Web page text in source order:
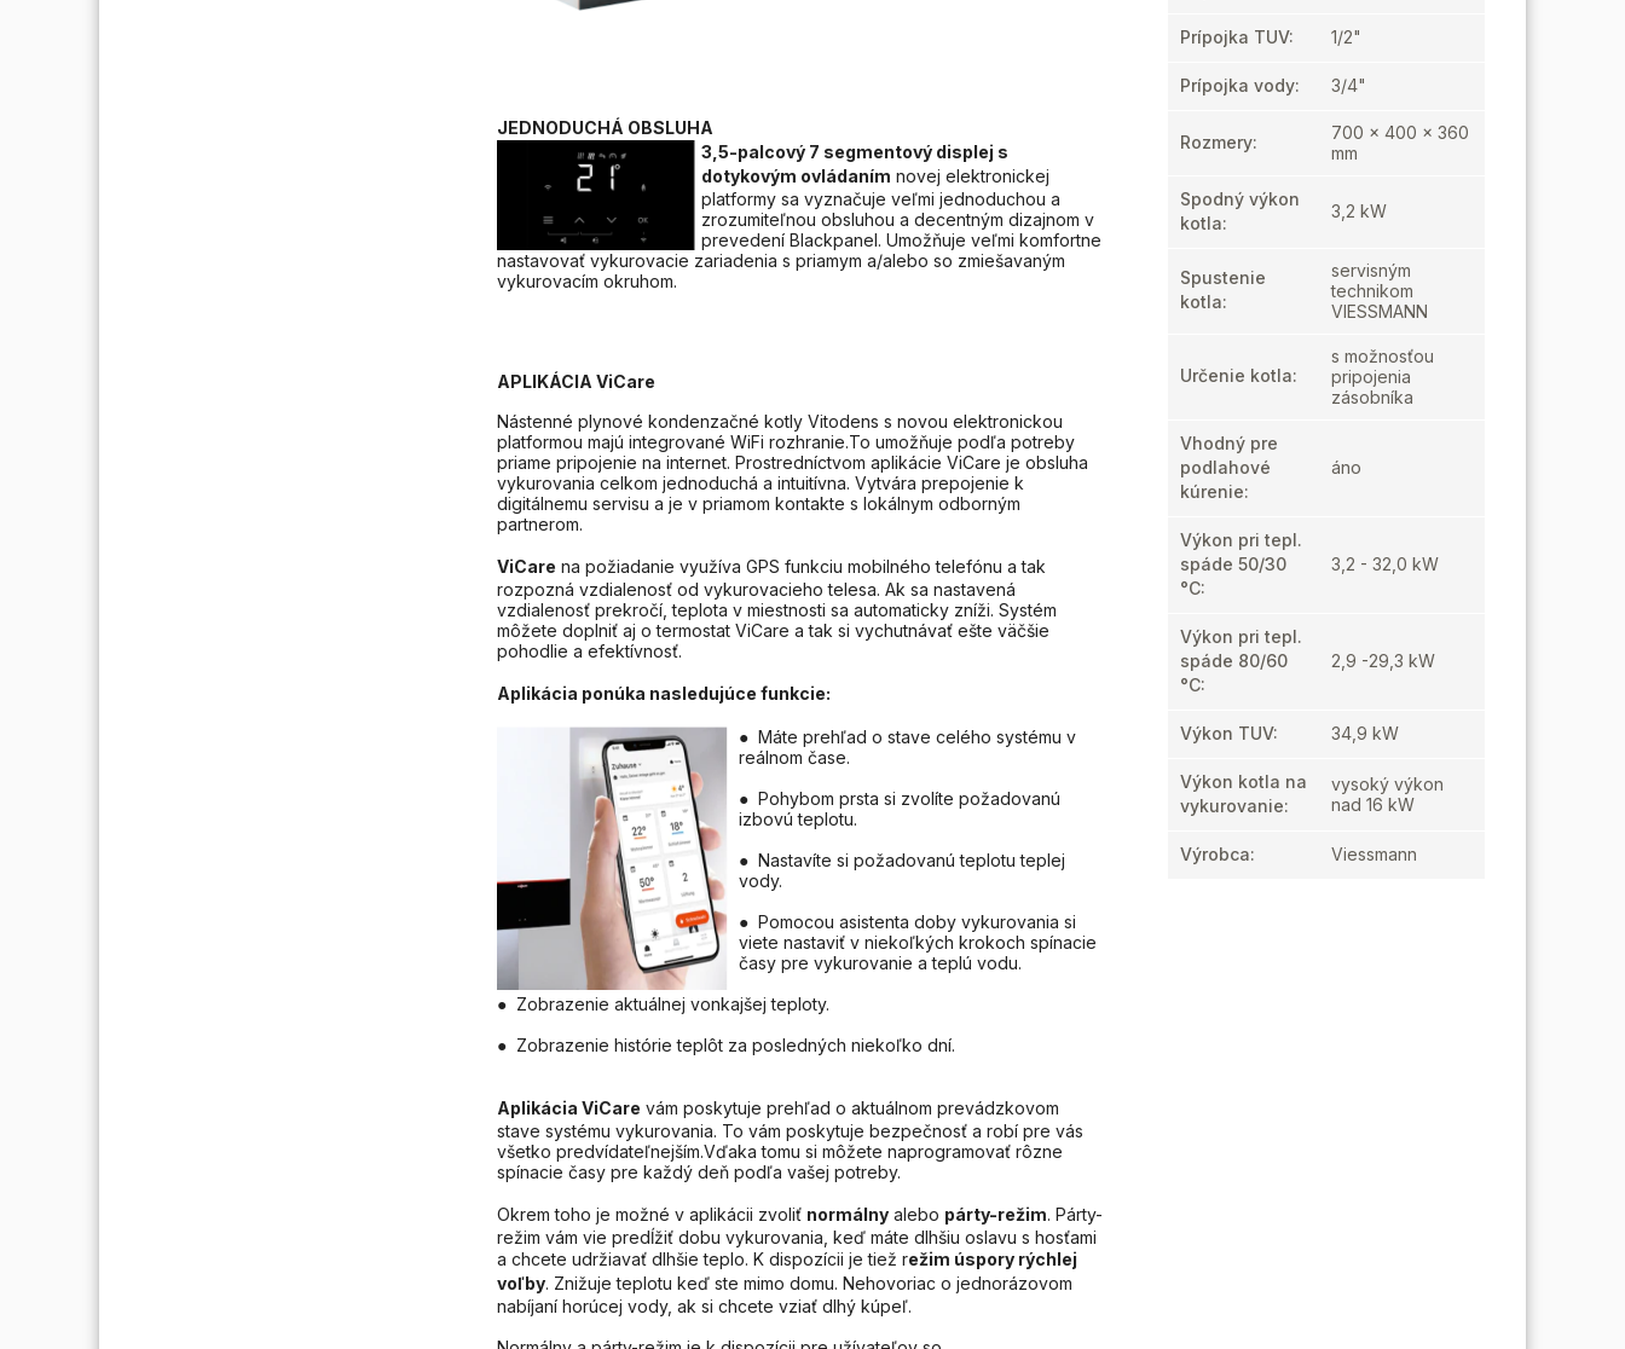
JEDNODUCHÁ OBSLUHA
3,5-palcový 7 segmentový displej s
dotykovým ovládaním novej elektronickej
platformy sa vyznačuje veľmi jednoduchou a
zrozumiteľnou obsluhou a decentným dizajnom v
prevedení Blackpanel. Umožňuje veľmi komfortne
nastavovať vykurovacie zariadenia s priamym a/alebo so zmiešavaným
vykurovacím okruhom.
APLIKÁCIA ViCare
Nástenné plynové kondenzačné kotly Vitodens s novou elektronickou
platformou majú integrované WiFi rozhranie.To umožňuje podľa potreby
priame pripojenie na internet. Prostredníctvom aplikácie ViCare je obsluha
vykurovania celkom jednoduchá a intuitívna. Vytvára prepojenie k
digitálnemu servisu a je v priamom kontakte s lokálnym odborným
partnerom.
ViCare na požiadanie využíva GPS funkciu mobilného telefónu a tak
rozpozná vzdialenosť od vykurovacieho telesa. Ak sa nastavená
vzdialenosť prekročí, teplota v miestnosti sa automaticky zníži. Systém
môžete doplniť aj o termostat ViCare a tak si vychutnávať ešte väčšie
pohodlie a efektívnosť.
Aplikácia ponúka nasledujúce funkcie:
● Máte prehľad o stave celého systému v
reálnom čase.
● Pohybom prsta si zvolíte požadovanú
izbovú teplotu.
● Nastavíte si požadovanú teplotu teplej
vody.
● Pomocou asistenta doby vykurovania si
viete nastaviť v niekoľkých krokoch spínacie
časy pre vykurovanie a teplú vodu.
● Zobrazenie aktuálnej vonkajšej teploty.
● Zobrazenie histórie teplôt za posledných niekoľko dní.
Aplikácia ViCare vám poskytuje prehľad o aktuálnom prevádzkovom
stave systému vykurovania. To vám poskytuje bezpečnosť a robí pre vás
všetko predvídateľnejším.Vďaka tomu si môžete naprogramovať rôzne
spínacie časy pre každý deň podľa vašej potreby.
Okrem toho je možné v aplikácii zvoliť normálny alebo párty-režim. Párty-
režim vám vie predĺžiť dobu vykurovania, keď máte dlhšiu oslavu s hosťami
a chcete udržiavať dlhšie teplo. K dispozícii je tiež režim úspory rýchlej
voľby. Znižuje teplotu keď ste mimo domu. Nehovoriac o jednorázovom
nabíjaní horúcej vody, ak si chcete vziať dlhý kúpeľ.
Prípojka TUV: 1/2"
Prípojka vody: 3/4"
Rozmery:
700 x 400 x 360
mm
Spodný výkon
kotla:
3,2 kW
Spustenie
kotla:
servisným
technikom
VIESSMANN
Určenie kotla:
s možnosťou
pripojenia
zásobníka
Vhodný pre
podlahové
kúrenie:
áno
Výkon pri tepl.
spáde 50/30
°C:
3,2 - 32,0 kW
Výkon pri tepl.
spáde 80/60
°C:
2,9 -29,3 kW
Výkon TUV: 34,9 kW
Výkon kotla na
vykurovanie:
vysoký výkon
nad 16 kW
Výrobca: Viessmann